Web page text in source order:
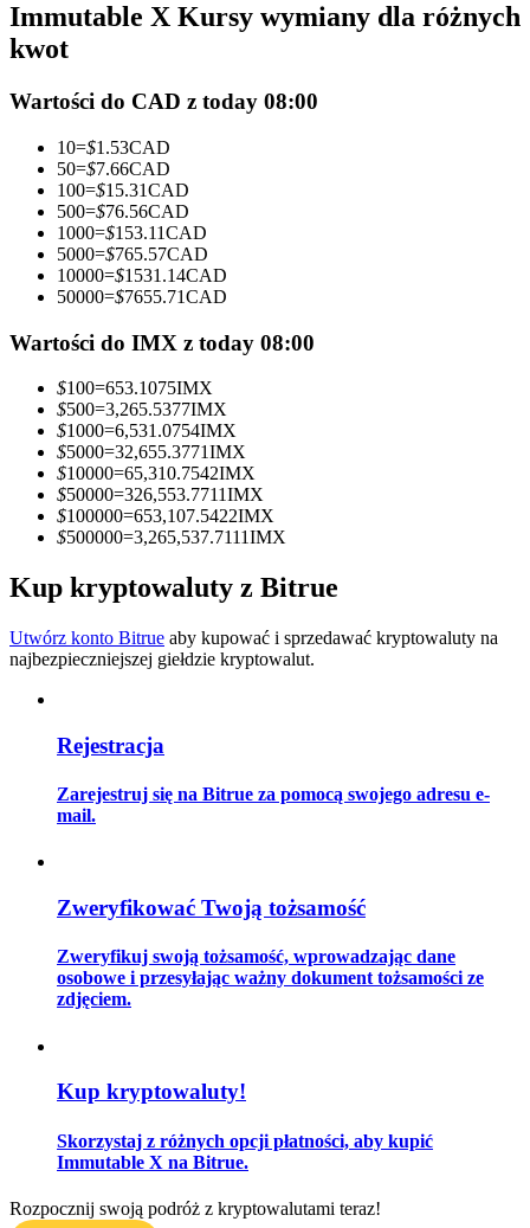
Zostań traderem kopiującym
Ciesz się podziałem zysków i prowizjami z kopiowania
transakcji
Informacja
Analiza Big Data, w tym informacje handlowe itp.
Przewodnik
Strategie handlowe
Dowiedz się, jak zachować rentowność
Immutable X Kursy wymiany dla różnych
kwot
Wartości do CAD z today 08:00
10=$1.53CAD
50=$7.66CAD
100=$15.31CAD
500=$76.56CAD
1000=$153.11CAD
5000=$765.57CAD
10000=$1531.14CAD
50000=$7655.71CAD
Wartości do IMX z today 08:00
$100=653.1075IMX
$500=3,265.5377IMX
$1000=6,531.0754IMX
$5000=32,655.3771IMX
$10000=65,310.7542IMX
$50000=326,553.7711IMX
$100000=653,107.5422IMX
$500000=3,265,537.7111IMX
Kup kryptowaluty z Bitrue
Utwórz konto Bitrue aby kupować i sprzedawać kryptowaluty na
najbezpieczniejszej giełdzie kryptowalut.
Rejestracja
Zarejestruj się na Bitrue za pomocą swojego adresu e-
mail.
Zweryfikować Twoją tożsamość
Zweryfikuj swoją tożsamość, wprowadzając dane
osobowe i przesyłając ważny dokument tożsamości ze
zdjęciem.
Kup kryptowaluty!
Skorzystaj z różnych opcji płatności, aby kupić
Immutable X na Bitrue.
Rozpocznij swoją podróż z kryptowalutami teraz!